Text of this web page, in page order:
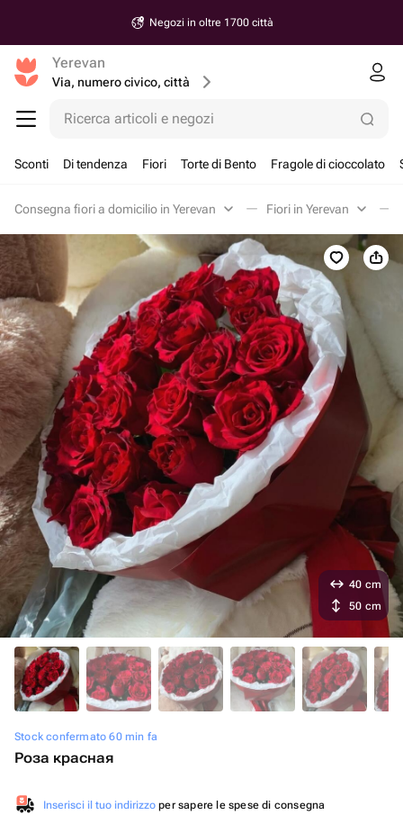
Negozi in oltre 1700 città
Yerevan
Via, numero civico, città
Ricerca articoli e negozi
Sconti Di tendenza Fiori Torte di Bento Fragole di cioccolato
Consegna fiori a domicilio in Yerevan Fiori in Yerevan
Stock confermato 60 min fa
Роза красная
Inserisci il tuo indirizzo per sapere le spese di consegna
40 cm
50 cm